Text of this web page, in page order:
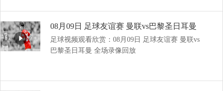
08月09日 足球友谊赛 曼联vs巴黎圣日耳曼
全场录像回放
足球视频观看欣赏：08月09日 足球友谊赛 曼联vs
巴黎圣日耳曼 全场录像回放